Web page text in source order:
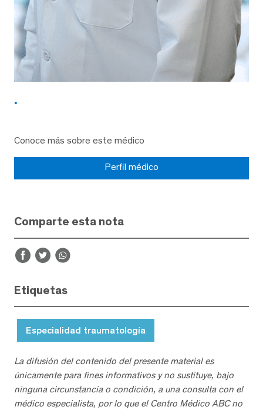
.
Conoce más sobre este médico
Perfil médico
Comparte esta nota
Etiquetas
Especialidad traumatología
La difusión del contenido del presente material es
únicamente para fines informativos y no sustituye, bajo
ninguna circunstancia o condición, a una consulta con el
médico especialista, por lo que el Centro Médico ABC no